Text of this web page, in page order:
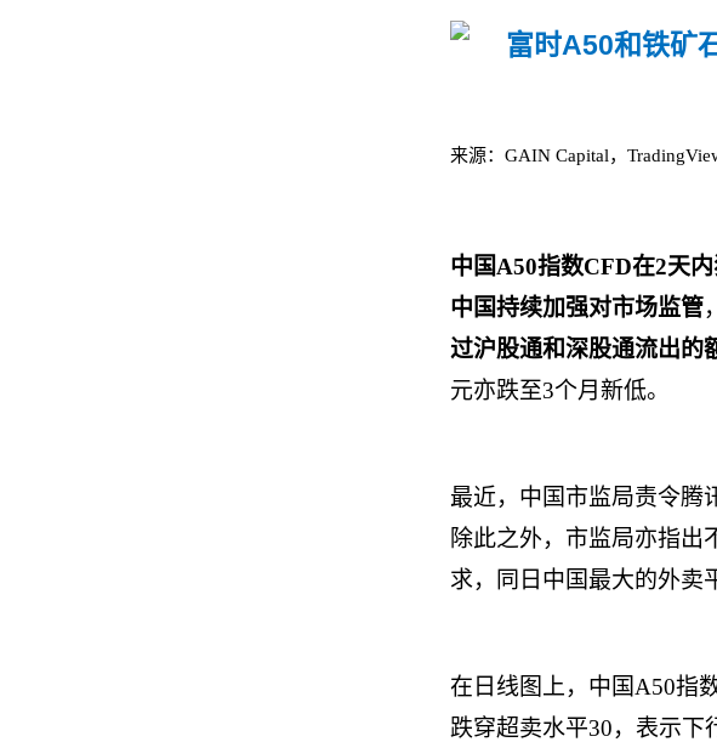
来源：GAIN Capital，
中国A50指数CFD在2天
中国持续加强对市场监管
过沪股通和深股通流出的
元亦跌至3个月新低。
最近，中国市监局责令腾
除此之外，市监局亦指出
求， 同日中国最大的外卖
在日线图上，中国A50指
跌穿超卖水平30，表示下